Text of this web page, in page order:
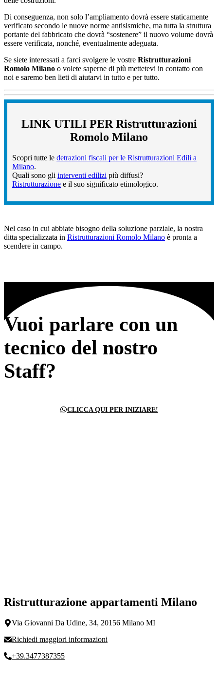
Di conseguenza, non solo l’ampliamento dovrà essere staticamente
verificato secondo le nuove norme antisismiche, ma tutta la struttura
portante del fabbricato che dovrà “sostenere” il nuovo volume dovrà
essere verificata, nonché, eventualmente adeguata.
Se siete interessati a farci svolgere le vostre Ristrutturazioni
Romolo Milano o volete saperne di più mettetevi in contatto con
noi e saremo ben lieti di aiutarvi in tutto e per tutto.
LINK UTILI PER Ristrutturazioni
Romolo Milano
Scopri tutte le detrazioni fiscali per le Ristrutturazioni Edili a
Milano.
Quali sono gli interventi edilizi più diffusi?
Ristrutturazione e il suo significato etimologico.
Nel caso in cui abbiate bisogno della soluzione parziale, la nostra
ditta specializzata in Ristrutturazioni Romolo Milano è pronta a
scendere in campo.
Vuoi parlare con un
tecnico del nostro
Staff?
CLICCA QUI PER INIZIARE!
Ristrutturazione appartamenti Milano
Via Giovanni Da Udine, 34, 20156 Milano MI
Richiedi maggiori informazioni
+39.3477387355